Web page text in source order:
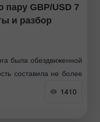
пару GBP/USD 7
и разбор
была обездвиженной
составила не более
является
практически полное
1410